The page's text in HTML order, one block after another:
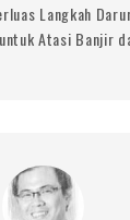
Langkah
Atasi Banjir